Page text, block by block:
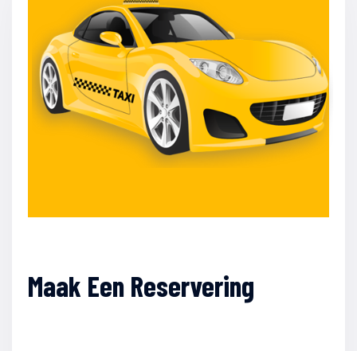
Maak Een Reservering